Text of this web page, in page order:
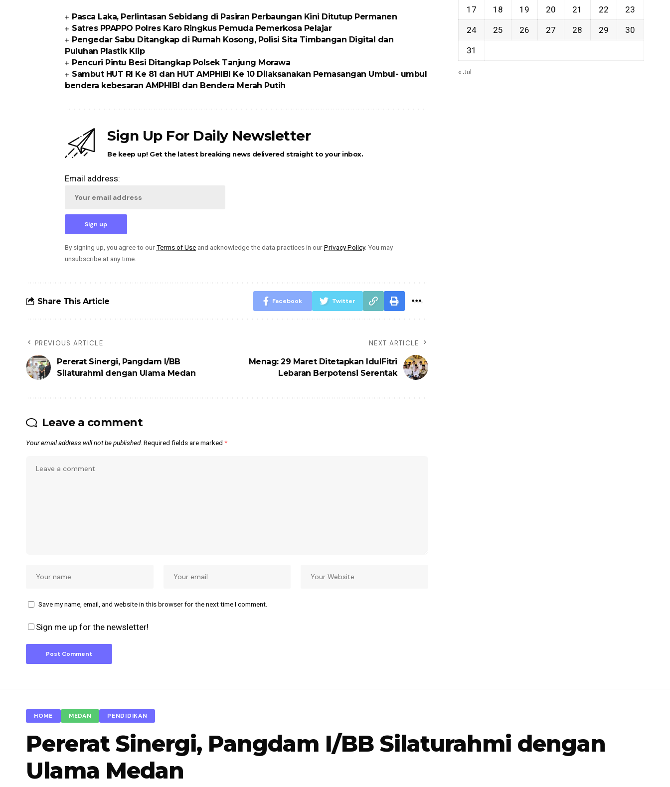
Pasca Laka, Perlintasan Sebidang di Pasiran Perbaungan Kini Ditutup Permanen
Satres PPAPPO Polres Karo Ringkus Pemuda Pemerkosa Pelajar
Pengedar Sabu Ditangkap di Rumah Kosong, Polisi Sita Timbangan Digital dan
Puluhan Plastik Klip
Pencuri Pintu Besi Ditangkap Polsek Tanjung Morawa
Sambut HUT RI Ke 81 dan HUT AMPHIBI Ke 10 Dilaksanakan Pemasangan Umbul- umbul
bendera kebesaran AMPHIBI dan Bendera Merah Putih
Sign Up For Daily Newsletter
Be keep up! Get the latest breaking news delivered straight to your inbox.
Email address:
By signing up, you agree to ourTerms of Use and acknowledge the data practices in ourPrivacy Policy. You may
unsubscribe at any time.
Share This Article Facebook Twitter
PREVIOUS ARTICLE
Pererat Sinergi, Pangdam I/BB
Silaturahmi dengan Ulama Medan
NEXT ARTICLE
Menag: 29 Maret Ditetapkan IdulFitri
Lebaran Berpotensi Serentak
Leave a comment
Your email address will not be published. Required fields are marked *
Save my name, email, and website in this browser for the next time I comment.
Sign me up for the newsletter!
17 18 19 20 21 22 23
24 25 26 27 28 29 30
31
« Jul
HOME MEDAN PENDIDIKAN
Pererat Sinergi, Pangdam I/BB Silaturahmi dengan
Ulama Medan